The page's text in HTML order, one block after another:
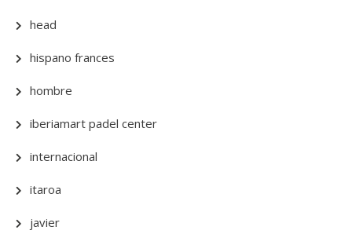
head
hispano frances
hombre
iberiamart padel center
internacional
itaroa
javier